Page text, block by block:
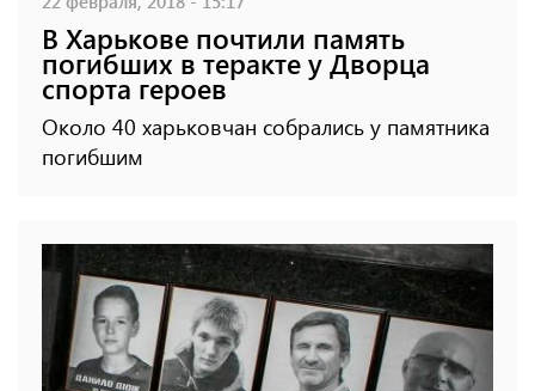
В Харькове почтили память
погибших в теракте у Дворца
спорта героев
Около 40 харьковчан собрались у памятника
погибшим